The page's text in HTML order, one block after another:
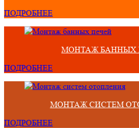
ПОДРОБНЕЕ
МОНТАЖ БАННЫХ
ПОДРОБНЕЕ
МОНТАЖ СИСТЕМ
ПОДРОБНЕЕ